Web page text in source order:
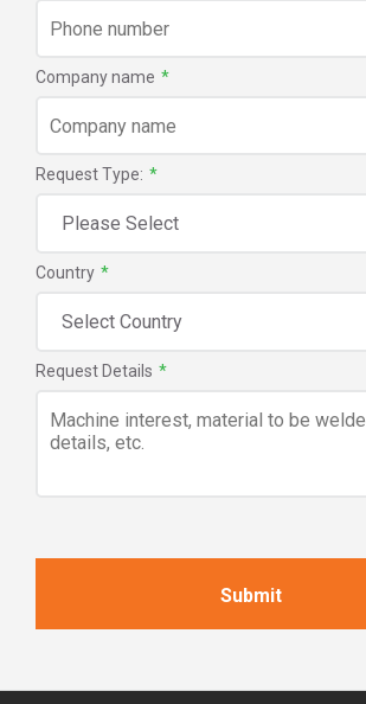
Company name *
Request Type: *
Country *
Request Details *